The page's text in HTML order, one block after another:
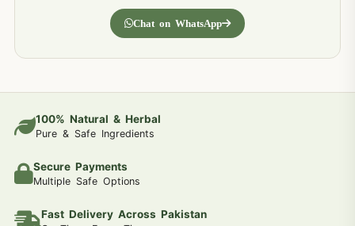
Chat on WhatsApp
100% Natural & Herbal
Pure & Safe Ingredients
Secure Payments
Multiple Safe Options
Fast Delivery Across Pakistan